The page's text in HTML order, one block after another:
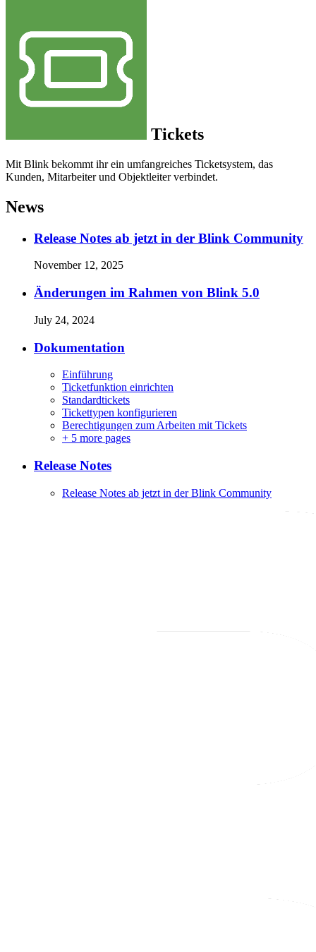
Tickets
Mit Blink bekommt ihr ein umfangreiches Ticketsystem, das
Kunden, Mitarbeiter und Objektleiter verbindet.
News
Release Notes ab jetzt in der Blink Community
November 12, 2025
Änderungen im Rahmen von Blink 5.0
July 24, 2024
Dokumentation
Einführung
Ticketfunktion einrichten
Standardtickets
Tickettypen konfigurieren
Berechtigungen zum Arbeiten mit Tickets
+ 5 more pages
Release Notes
Release Notes ab jetzt in der Blink Community